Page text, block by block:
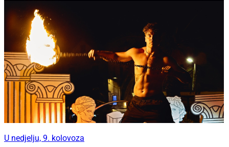
U nedjelju, 9. kolovoza